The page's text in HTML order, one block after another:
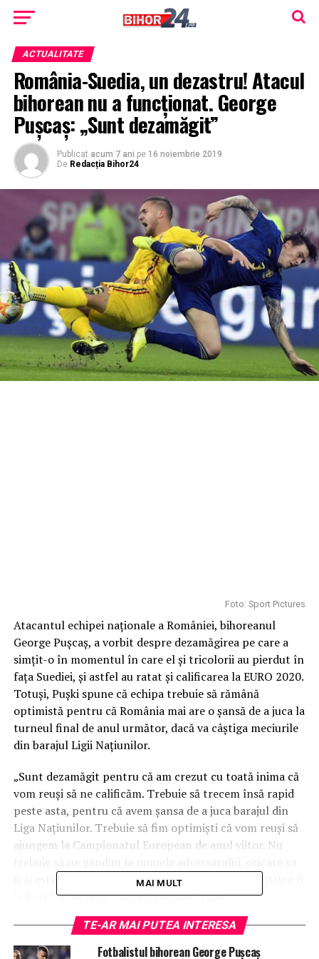
ACTUALITATE
România-Suedia, un dezastru! Atacul
bihorean nu a funcţionat. George
Pușcaș: „Sunt dezamăgit”
Publicat acum 7 ani pe 16 noiembrie 2019
De Redacția Bihor24
Foto: Sport Pictures
Atacantul echipei naţionale a României, bihoreanul
George Puşcaş, a vorbit despre dezamăgirea pe care a
simţit-o în momentul în care el şi tricolorii au pierdut în
faţa Suediei, şi astfel au ratat şi calificarea la EURO 2020.
Totuşi, Puşki spune că echipa trebuie să rămână
optimistă pentru că România mai are o şansă de a juca la
turneul final de anul următor, dacă va câştiga meciurile
din barajul Ligii Naţiunilor.
„Sunt dezamăgit pentru că am crezut cu toată inima că
vom reuşi să ne calificăm. Trebuie să trecem însă rapid
peste asta, pentru că avem şansa de a juca barajul din
Liga Naţiunilor. Trebuie să fim optimişti că vom reuşi să
ajungem la Campionatul European de anul viitor. Nu
fi acesta, va trebui să facem tot ce ţine de noi pentru a fi
la Euro”, a declarat Puşcaş, potrivit frf.ro.
Bihoreanul a spus că ştie că suporterii sunt dezamăgiţi
de tricolori. „Ne pare rău că nu i-am putut face fericiţi,
MAI MULT
TE-AR MAI PUTEA INTERESA
Fotbalistul bihorean George Pușcaș